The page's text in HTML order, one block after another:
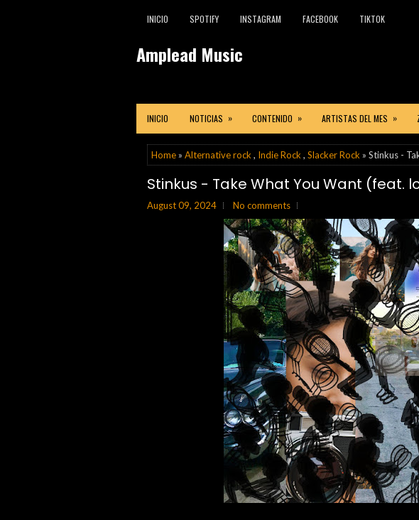
INICIO SPOTIFY INSTAGRAM FACEBOOK TIKTOK
Amplead Music
INICIO NOTICIAS » CONTENIDO » ARTISTAS DEL MES »
Home » Alternative rock , Indie Rock , Slacker Rock » Stinkus -
Stinkus - Take What You Want (feat.
August 09, 2024 No comments